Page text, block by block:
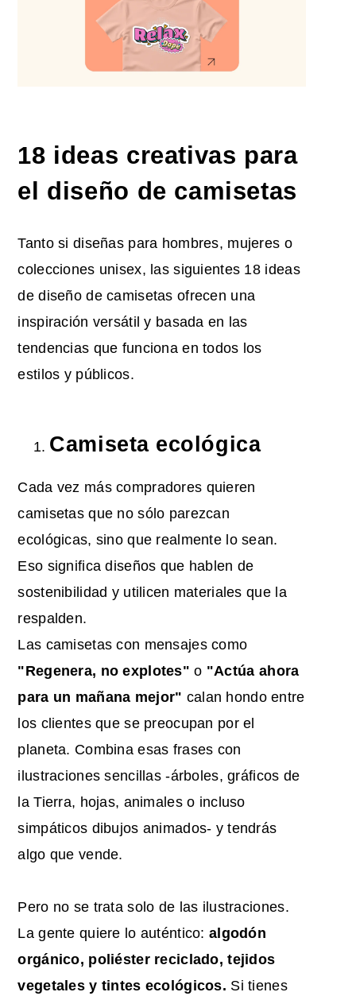
18 ideas creativas para
el diseño de camisetas
Tanto si diseñas para hombres, mujeres o
colecciones unisex, las siguientes 18 ideas
de diseño de camisetas ofrecen una
inspiración versátil y basada en las
tendencias que funciona en todos los
estilos y públicos.
Camiseta ecológica
Cada vez más compradores quieren
camisetas que no sólo parezcan
ecológicas, sino que realmente lo sean.
Eso significa diseños que hablen de
sostenibilidad y utilicen materiales que la
respalden.
Las camisetas con mensajes como
"Regenera, no explotes"o "Actúa ahora
para un mañana mejor" calan hondo entre
los clientes que se preocupan por el
planeta. Combina esas frases con
ilustraciones sencillas -árboles, gráficos de
la Tierra, hojas, animales o incluso
simpáticos dibujos animados- y tendrás
algo que vende.
Pero no se trata solo de las ilustraciones.
La gente quiere lo auténtico:algodón
orgánico, poliéster reciclado, tejidos
vegetales y tintes ecológicos. Si tienes